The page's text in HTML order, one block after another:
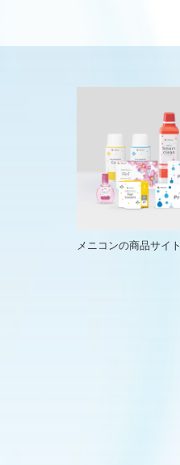
メニコンの商品サイト